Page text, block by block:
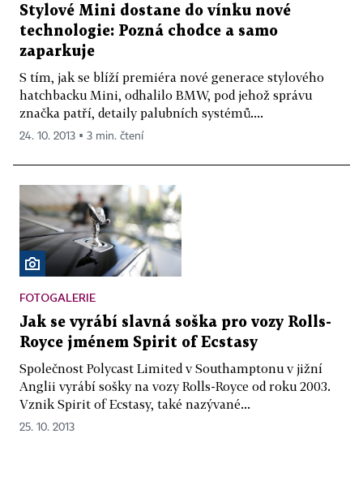
Stylové Mini dostane do vínku nové
technologie: Pozná chodce a samo
zaparkuje
S tím, jak se blíží premiéra nové generace stylového
hatchbacku Mini, odhalilo BMW, pod jehož správu
značka patří, detaily palubních systémů....
24. 10. 2013 ▪ 3 min. čtení
FOTOGALERIE
Jak se vyrábí slavná soška pro vozy Rolls-
Royce jménem Spirit of Ecstasy
Společnost Polycast Limited v Southamptonu v jižní
Anglii vyrábí sošky na vozy Rolls-Royce od roku 2003.
Vznik Spirit of Ecstasy, také nazývané...
25. 10. 2013